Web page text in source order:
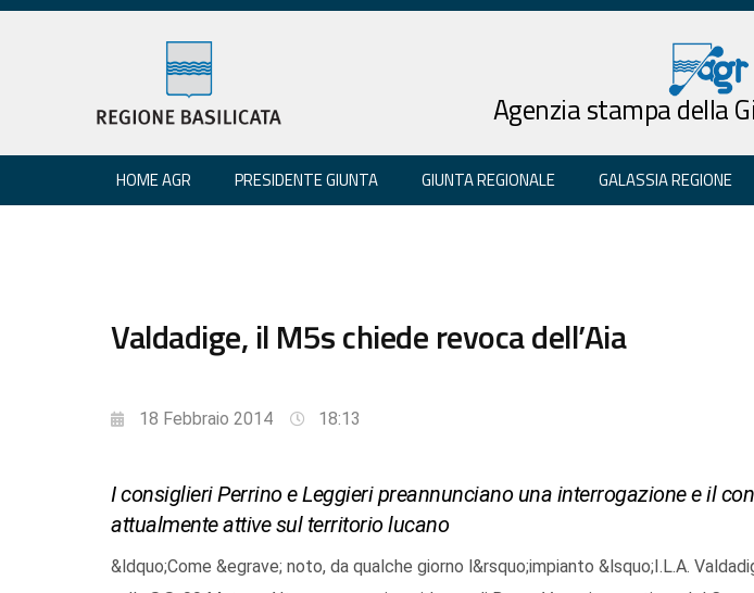
Agenzia stampa della
HOME AGR PRESIDENTE GIUNTA GIUNTA REGIONALE GALASSIA REGIONE
Valdadige, il M5s chiede revoca dell’Aia
18 Febbraio 2014 18:13
I consiglieri Perrino e Leggieri preannunciano una interrogazione e il
attualmente attive sul territorio lucano
&ldquo;Come &egrave; noto, da qualche giorno l&rsquo;impianto &lsquo;I.L.A.